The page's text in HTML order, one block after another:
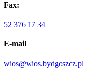
Fax:
52 376 17 34
E-mail
wios@wios.bydgoszcz.pl